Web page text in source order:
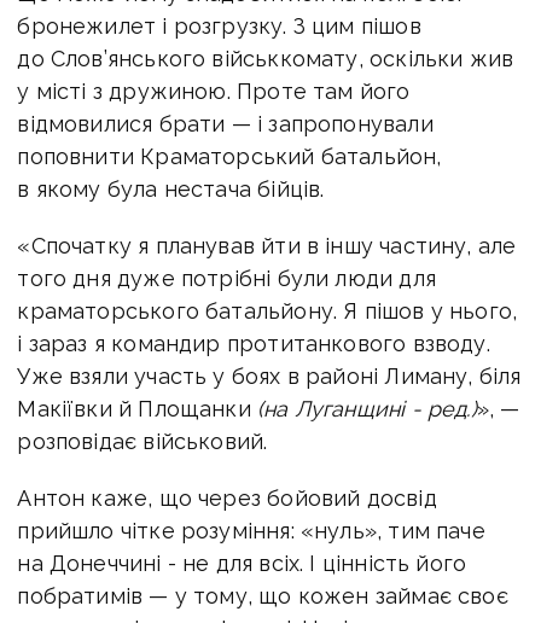
бронежилет і розгрузку. З цим пішов
до Слов’янського військкомату, оскільки жив
у місті з дружиною. Проте там його
відмовилися брати — і запропонували
поповнити Краматорський батальйон,
в якому була нестача бійців.
«Спочатку я планував йти в іншу частину, але
того дня дуже потрібні були люди для
краматорського батальйону. Я пішов у нього,
і зараз я командир протитанкового взводу.
Уже взяли участь у боях в районі Лиману, біля
Макіївки й Площанки (на Луганщині - ред.)», —
розповідає військовий.
Антон каже, що через бойовий досвід
прийшло чітке розуміння: «нуль», тим паче
на Донеччині - не для всіх. І цінність його
побратимів — у тому, що кожен займає своє